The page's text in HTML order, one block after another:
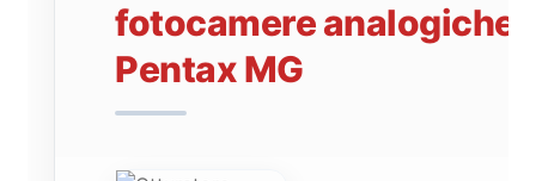
fotocamere analogiche
Pentax MG